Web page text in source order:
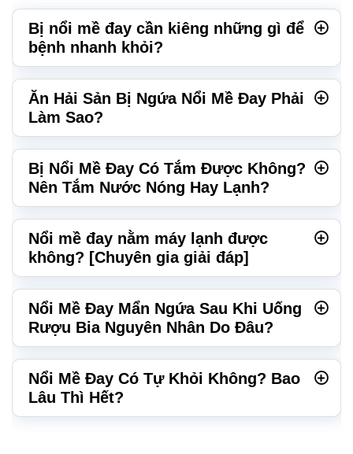
Bị nổi mề đay cần kiêng những gì để
bệnh nhanh khỏi?
Ăn Hải Sản Bị Ngứa Nổi Mề Đay Phải
Làm Sao?
Bị Nổi Mề Đay Có Tắm Được Không?
Nên Tắm Nước Nóng Hay Lạnh?
Nổi mề đay nằm máy lạnh được
không? [Chuyên gia giải đáp]
Nổi Mề Đay Mẩn Ngứa Sau Khi Uống
Rượu Bia Nguyên Nhân Do Đâu?
Nổi Mề Đay Có Tự Khỏi Không? Bao
Lâu Thì Hết?